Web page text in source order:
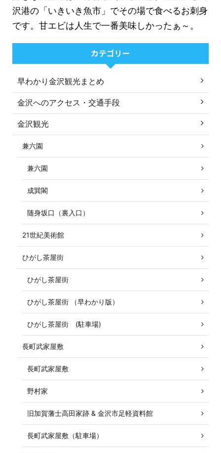
沢港の「いきいき魚市」でその場で食べるお刺身
です。甘エビは人生で一番美味しかったぁ～。
カテゴリー
早わかり金沢観光まとめ
金沢へのアクセス・交通手段
金沢観光
兼六園
兼六園
成巽閣
随身坂口（裏入口）
21世紀美術館
ひがし茶屋街
ひがし茶屋街
ひがし茶屋街 （早わかり版）
ひがし茶屋街 (駐車場)
長町武家屋敷
長町武家屋敷
野村家
旧加賀藩士高田家跡 & 金沢市足軽資料館
長町武家屋敷（駐車場）